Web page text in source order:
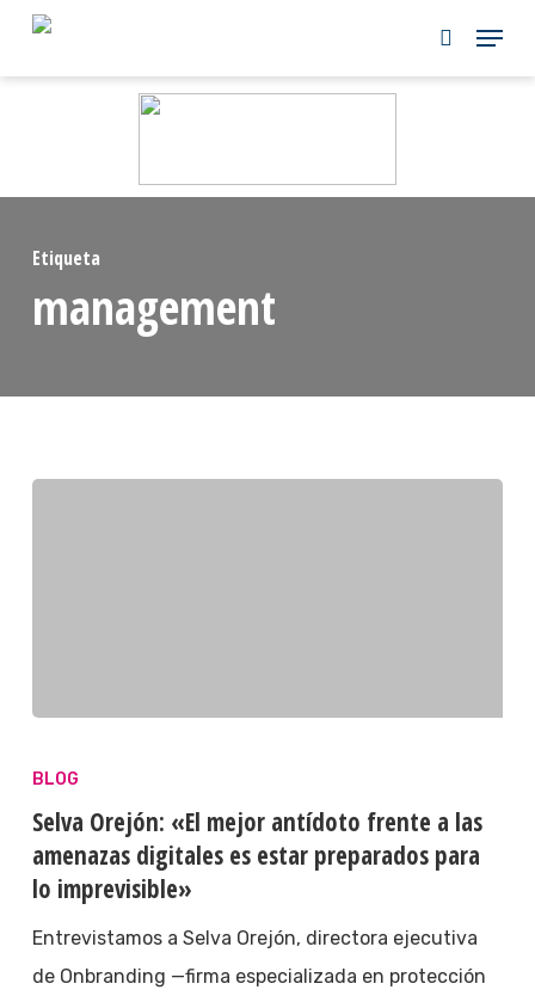
Skip
Etiqueta
management
BLOG
Selva Orejón: «El mejor antídoto frente a las
amenazas digitales es estar preparados para
lo imprevisible»
Entrevistamos a Selva Orejón, directora ejecutiva
de Onbranding —firma especializada en protección